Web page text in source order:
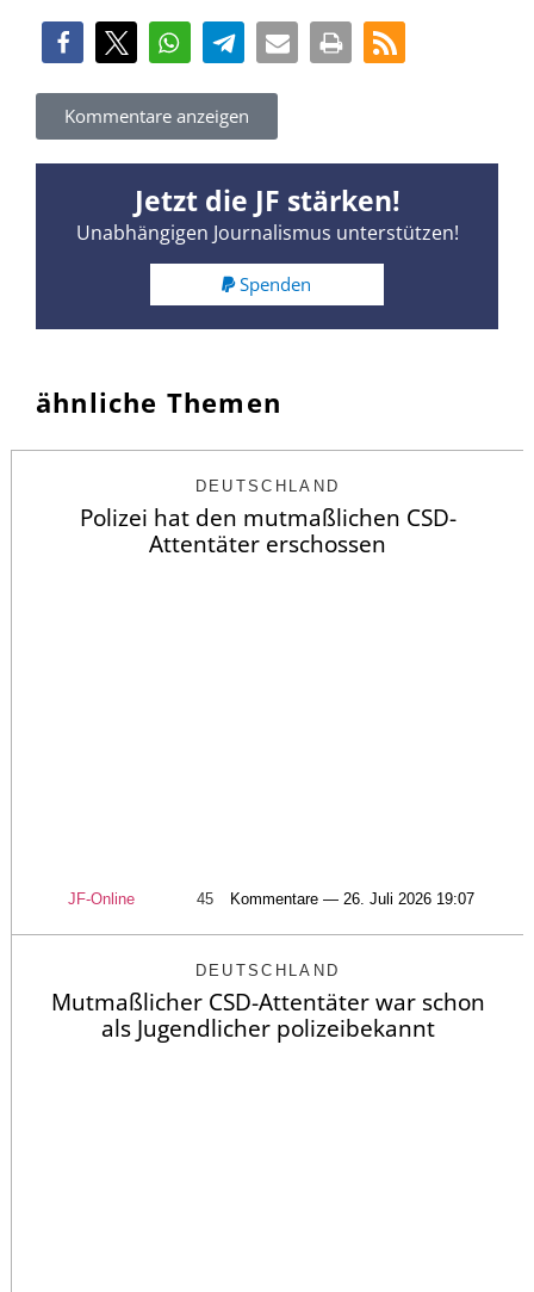
Kommentare anzeigen
Jetzt die JF stärken!
Unabhängigen Journalismus unterstützen!
Spenden
ähnliche Themen
DEUTSCHLAND
Polizei hat den mutmaßlichen CSD-
Attentäter erschossen
JF-Online 45 Kommentare — 26. Juli 2026 19:07
DEUTSCHLAND
Mutmaßlicher CSD-Attentäter war schon
als Jugendlicher polizeibekannt